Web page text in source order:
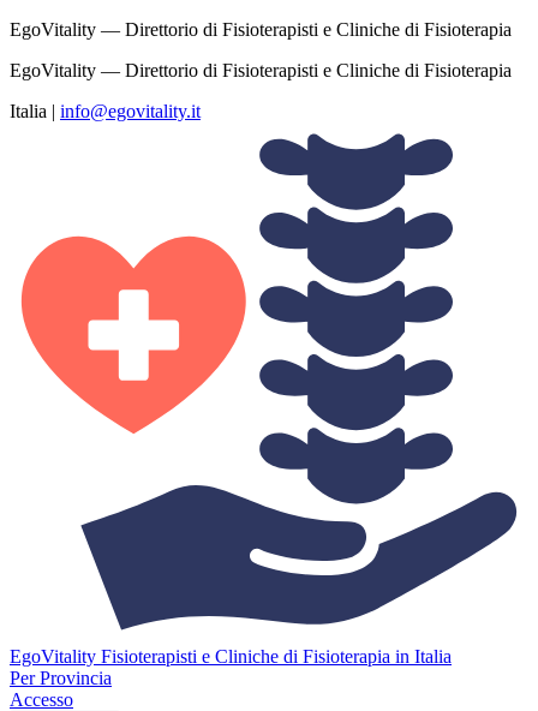
EgoVitality — Direttorio di Fisioterapisti e Cliniche di Fisioterapia
EgoVitality — Direttorio di Fisioterapisti e Cliniche di Fisioterapia
Italia | info@egovitality.it
EgoVitality Fisioterapisti e Cliniche di Fisioterapia in Italia
Per Provincia
Accesso